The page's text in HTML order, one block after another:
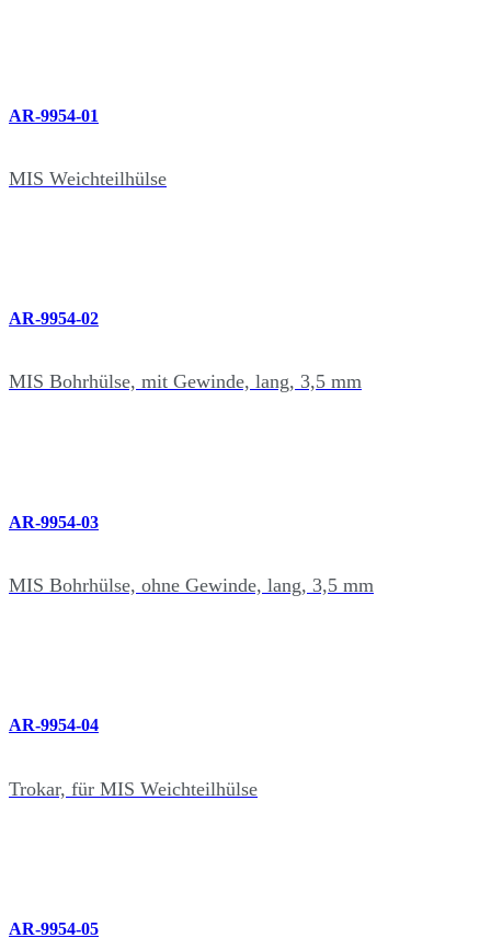
AR-9954-01
MIS Weichteilhülse
AR-9954-02
MIS Bohrhülse, mit Gewinde, lang, 3,5 mm
AR-9954-03
MIS Bohrhülse, ohne Gewinde, lang, 3,5 mm
AR-9954-04
Trokar, für MIS Weichteilhülse
AR-9954-05